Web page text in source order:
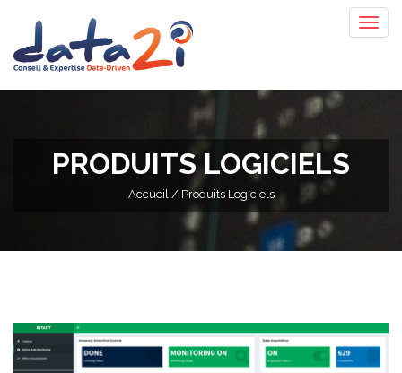
PRODUITS LOGICIELS
Accueil/ Produits Logiciels